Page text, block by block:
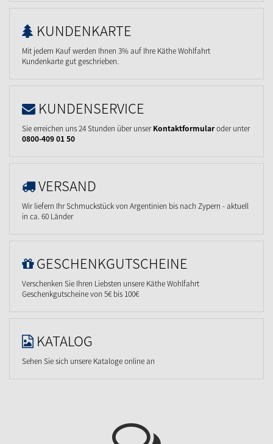
KUNDENKARTE
Mit jedem Kauf werden Ihnen 3% auf Ihre Käthe Wohlfahrt
Kundenkarte gut geschrieben.
KUNDENSERVICE
Sie erreichen uns 24 Stunden über unserKontaktformularoder unter
0800-409 01 50
VERSAND
Wir liefern Ihr Schmuckstück von Argentinien bis nach Zypern - aktuell
in ca. 60 Länder
GESCHENKGUTSCHEINE
Verschenken Sie Ihren Liebsten unsere Käthe Wohlfahrt
Geschenkgutscheine von 5€ bis 100€
KATALOG
Sehen Sie sich unsere Kataloge online an